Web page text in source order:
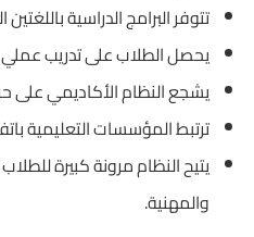
تتوفر البرامج الدراسية
يحصل الطلاب على تدريب عملي
يشجع النظام الأكاديمي على
ترتبط المؤسسات التعليمية
يتيح النظام مرونة كبيرة
والمهنية.